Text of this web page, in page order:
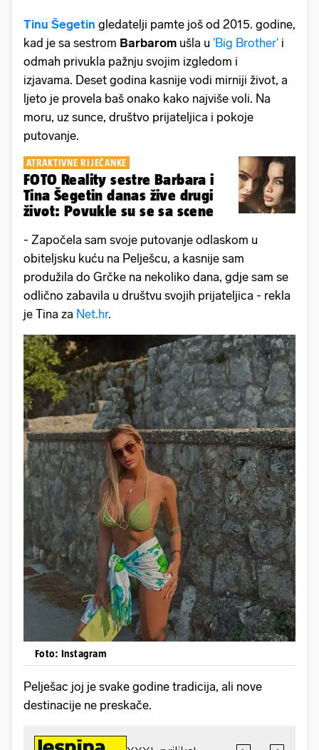
Tinu Šegetin gledatelji pamte još od 2015. godine,
kad je sa sestrom Barbarom ušla u 'Big Brother' i
odmah privukla pažnju svojim izgledom i
izjavama. Deset godina kasnije vodi mirniji život, a
ljeto je provela baš onako kako najviše voli. Na
moru, uz sunce, društvo prijateljica i pokoje
putovanje.
ATRAKTIVNE RIJEČANKE
FOTO Reality sestre Barbara i
Tina Šegetin danas žive drugi
život: Povukle su se sa scene
- Započela sam svoje putovanje odlaskom u
obiteljsku kuću na Pelješcu, a kasnije sam
produžila do Grčke na nekoliko dana, gdje sam se
odlično zabavila u društvu svojih prijateljica - rekla
je Tina za Net.hr.
Foto: Instagram
Pelješac joj je svake godine tradicija, ali nove
destinacije ne preskače.